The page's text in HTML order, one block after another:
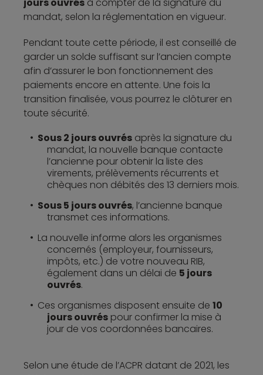
mandat, selon la réglementation en vigueur.
Pendant toute cette période, il est conseillé de
garder un solde suffisant sur l’ancien compte
afin d’assurer le bon fonctionnement des
paiements encore en attente. Une fois la
transition finalisée, vous pourrez le clôturer en
toute sécurité.
Sous 2 jours ouvrésaprès la signature du
mandat, la nouvelle banque contacte
l’ancienne pour obtenir la liste des
virements, prélèvements récurrents et
chèques non débités des 13 derniers mois.
Sous 5 jours ouvrés, l’ancienne banque
transmet ces informations.
La nouvelle informe alors les organismes
concernés (employeur, fournisseurs,
impôts, etc.) de votre nouveau RIB,
également dans un délai de 5 jours
ouvrés.
Ces organismes disposent ensuite de 10
jours ouvrés pour confirmer la mise à
jour de vos coordonnées bancaires.
Selon une étude de l’ACPR datant de 2021, les